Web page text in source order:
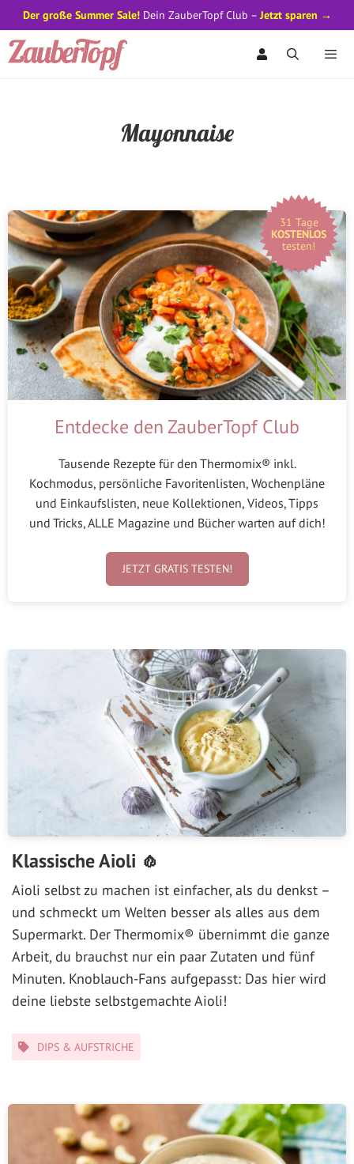
Zum
Inhalt
Mayonnaise
31 Tage
KOSTENLOS
testen!
Entdecke den ZauberTopf Club
Tausende Rezepte für den Thermomix® inkl.
Kochmodus, persönliche Favoritenlisten, Wochenpläne
und Einkaufslisten, neue Kollektionen, Videos, Tipps
und Tricks, ALLE Magazine und Bücher warten auf dich!
JETZT GRATIS TESTEN!
Klassische Aioli 🧄
Aioli selbst zu machen ist einfacher, als du denkst –
und schmeckt um Welten besser als alles aus dem
Supermarkt. Der Thermomix® übernimmt die ganze
Arbeit, du brauchst nur ein paar Zutaten und fünf
Minuten. Knoblauch-Fans aufgepasst: Das hier wird
deine liebste selbstgemachte Aioli!
KategorienDIPS & AUFSTRICHE
Der große Summer Sale!Dein ZauberTopf Club –Jetzt sparen →